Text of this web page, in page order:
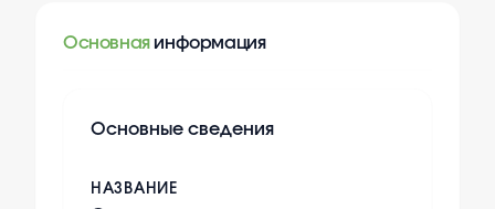
Основная информация
Основные сведения
НАЗВАНИЕ